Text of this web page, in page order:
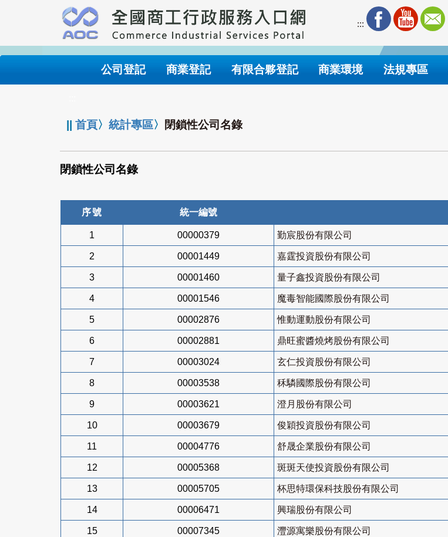
要
內
:::
公司登記 商業登記 有限合夥登記 商業環境 法規專區
||首頁〉統計專區〉 閉鎖性公司名錄
閉鎖性公司名錄
序號 統一編號
1 00000379 勤宸股份有限公司
2 00001449 嘉霆投資股份有限公司
3 00001460 量子鑫投資股份有限公司
4 00001546 魔毒智能國際股份有限公司
5 00002876 惟動運動股份有限公司
6 00002881 鼎旺蜜醬燒烤股份有限公司
7 00003024 玄仁投資股份有限公司
8 00003538 秝驎國際股份有限公司
9 00003621 澄月股份有限公司
10 00003679 俊穎投資股份有限公司
11 00004776 舒晟企業股份有限公司
12 00005368 斑斑天使投資股份有限公司
13 00005705 杯思特環保科技股份有限公司
14 00006471 興瑞股份有限公司
15 00007345 灃源寓樂股份有限公司